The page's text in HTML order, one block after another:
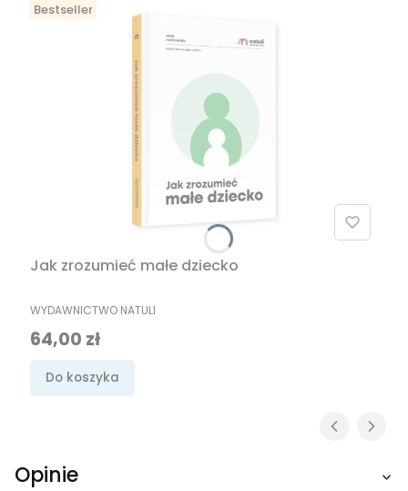
Bestseller
Jak zrozumieć małe dziecko
PRODUCENT
WYDAWNICTWO NATULI
Cena
64,00 zł
Do koszyka
Opinie